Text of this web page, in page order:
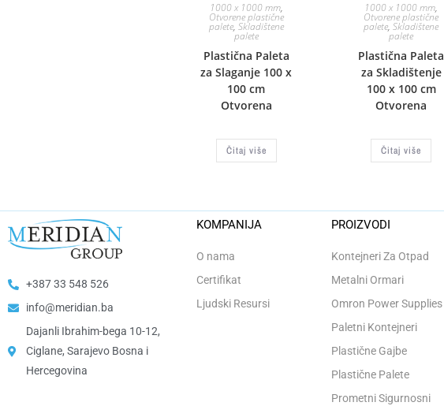
1000 x 1000 mm,
Otvorene plastične
palete, Skladištene
palete
Plastična Paleta
za Slaganje 100 x
100 cm
Otvorena
Čitaj više
1000 x 1000 mm,
Otvorene plastične
palete,Skladištene
palete
Plastična Paleta
za Skladištenje
100 x 100 cm
Otvorena
Čitaj više
+387 33 548 526
info@meridian.ba
Dajanli Ibrahim-bega 10-12,
Ciglane, Sarajevo Bosna i
Hercegovina​
KOMPANIJA
O nama
Certifikat
Ljudski Resursi
PROIZVODI
Kontejneri Za Otpad
Metalni Ormari
Omron Power Supplies
Paletni Kontejneri
Plastične Gajbe
Plastične Palete
Prometni Sigurnosni